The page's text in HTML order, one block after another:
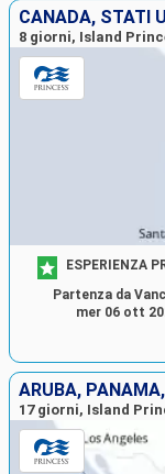
CANADA, STATI
8 giorni, Island
ESPERIENZA
Partenza da
mer 06 ott
ARUBA,
17 giorni, Island